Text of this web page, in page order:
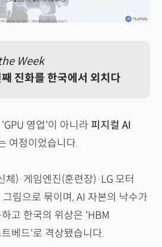
Week
진화를 한국에서 외치다
영업'이 아니라 피지컬 AI
여정이었습니다.
체)·게임엔진(훈련장)·LG 모터
림으로 묶이며, AI 자본의 낙수가
고 한국의 위상은 'HBM
베드'로 격상됐습니다.